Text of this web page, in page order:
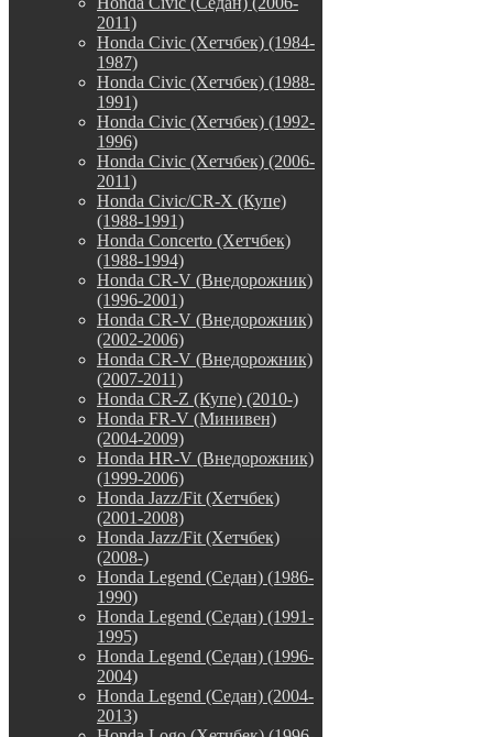
2011)
Honda Civic (Хетчбек) (1984-
1987)
Honda Civic (Хетчбек) (1988-
1991)
Honda Civic (Хетчбек) (1992-
1996)
Honda Civic (Хетчбек) (2006-
2011)
Honda Civic/CR-X (Купе)
(1988-1991)
Honda Concerto (Хетчбек)
(1988-1994)
Honda CR-V (Внедорожник)
(1996-2001)
Honda CR-V (Внедорожник)
(2002-2006)
Honda CR-V (Внедорожник)
(2007-2011)
Honda CR-Z (Купе) (2010-)
Honda FR-V (Минивен)
(2004-2009)
Honda HR-V (Внедорожник)
(1999-2006)
Honda Jazz/Fit (Хетчбек)
(2001-2008)
Honda Jazz/Fit (Хетчбек)
(2008-)
Honda Legend (Седан) (1986-
1990)
Honda Legend (Седан) (1991-
1995)
Honda Legend (Седан) (1996-
2004)
Honda Legend (Седан) (2004-
2013)